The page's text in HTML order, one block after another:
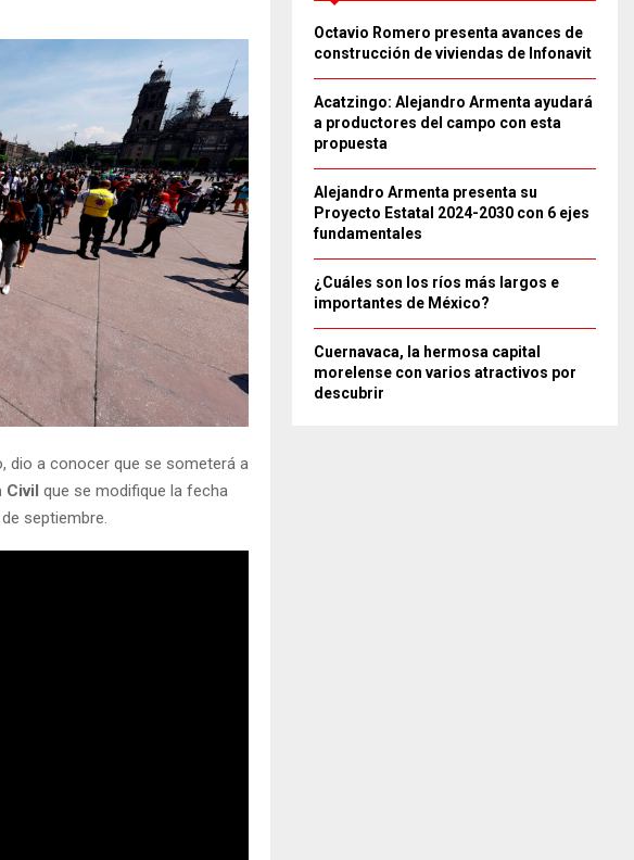
dio a conocer que se someterá a
Civil que se modifique la fecha
septiembre.
Octavio Romero presenta avances de
construcción de viviendas de Infonavit
Acatzingo: Alejandro Armenta ayudará
a productores del campo con esta
propuesta
Alejandro Armenta presenta su
Proyecto Estatal 2024-2030 con 6 ejes
fundamentales
¿Cuáles son los ríos más largos e
importantes de México?
Cuernavaca, la hermosa capital
morelense con varios atractivos por
descubrir